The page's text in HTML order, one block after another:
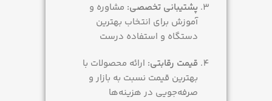
پشتیبانی تخصصی: مشاوره و
آموزش برای انتخاب بهترین
دستگاه و استفاده درست
قیمت رقابتی: ارائه محصولات با
بهترین قیمت نسبت به بازار و
صرفه‌جویی در هزینه‌ها